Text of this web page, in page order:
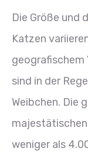
Die Größe und
Katzen
geografischem
sind in der
Weibchen. Die
weniger als